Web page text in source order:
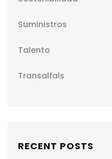
Suministros
Talento
Transalfals
RECENT POSTS